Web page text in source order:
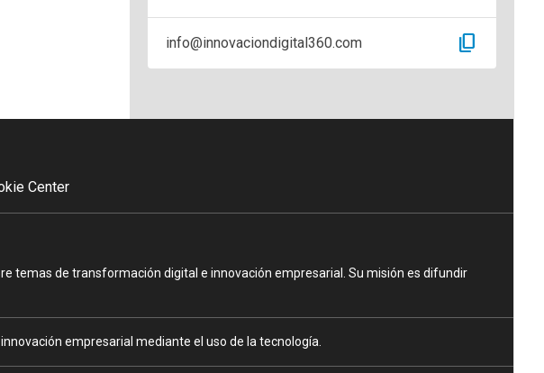
info@innovaciondigital360.com content_copy
Center
temas de transformación digital e innovación empresarial. Su misión es difundir
empresarial mediante el uso de la tecnología.